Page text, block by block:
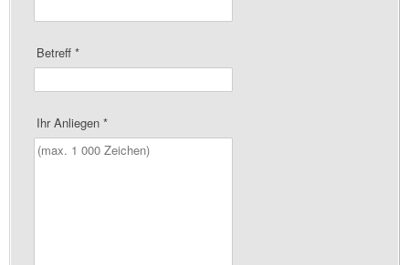
Betreff*
Ihr Anliegen*